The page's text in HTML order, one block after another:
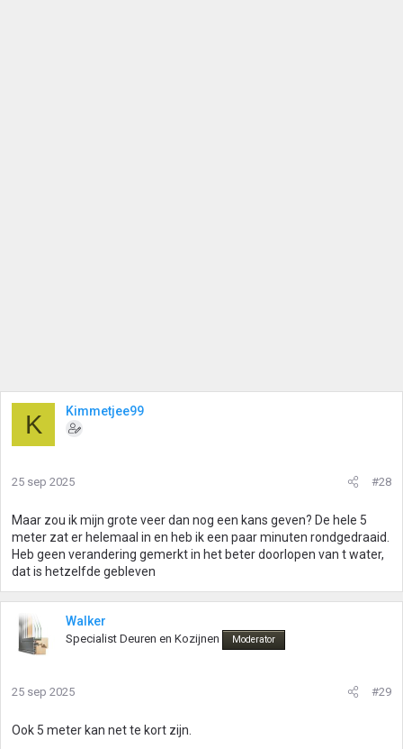
K Kimmetjee99
25 sep 2025 #28
Maar zou ik mijn grote veer dan nog een kans geven? De hele 5
meter zat er helemaal in en heb ik een paar minuten rondgedraaid.
Heb geen verandering gemerkt in het beter doorlopen van t water,
dat is hetzelfde gebleven
Walker
Specialist Deuren en Kozijnen Moderator
25 sep 2025 #29
Ook 5 meter kan net te kort zijn.